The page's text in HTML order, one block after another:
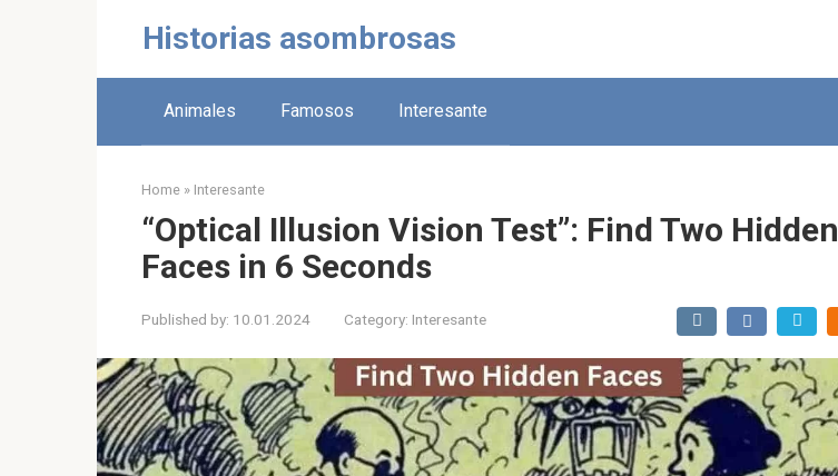
Historias asombrosas
Animales Famosos Interesante
Home » Interesante
“Optical Illusion Vision Test”: Find Two Hidden
Faces in 6 Seconds
Published by: 10.01.2024 Category: Interesante